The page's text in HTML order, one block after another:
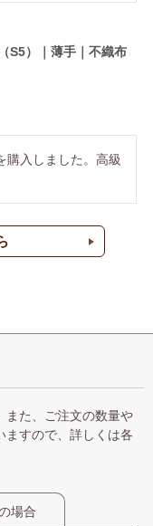
S5）｜薄手｜不織布
購入しました。高級
また、ご注文の数量や
ますので、詳しくは各
場合